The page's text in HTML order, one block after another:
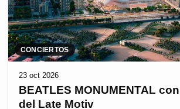
CONCIERTOS
23 oct 2026
BEATLES MONUMENTAL
del Late Motiv